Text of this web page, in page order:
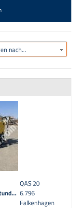
nach...
QAS 20
Betriebsstunden: 6.796
Falkenhagen